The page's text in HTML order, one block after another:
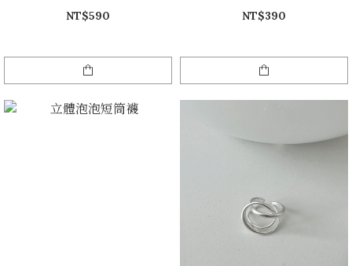
NT$590 NT$390